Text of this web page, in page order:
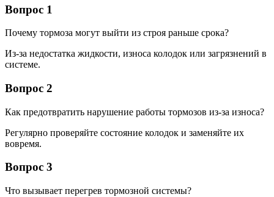
Вопрос 1
Почему тормоза могут выйти из строя раньше срока?
Из-за недостатка жидкости, износа колодок или загрязнений в
системе.
Вопрос 2
Как предотвратить нарушение работы тормозов из-за износа?
Регулярно проверяйте состояние колодок и заменяйте их
вовремя.
Вопрос 3
Что вызывает перегрев тормозной системы?